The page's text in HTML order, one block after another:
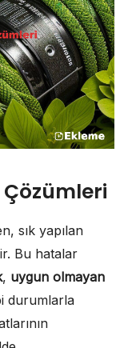
Çözümleri
sık yapılan
Bu hatalar
, uygun olmayan
durumlarla